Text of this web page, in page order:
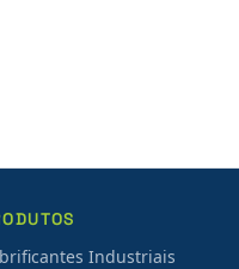
Industriais